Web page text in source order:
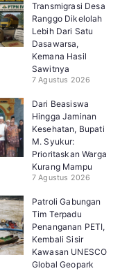
Transmigrasi Desa
Ranggo Dikelolah
Lebih Dari Satu
Dasawarsa,
Kemana Hasil
Sawitnya
7 Agustus 2026
Dari Beasiswa
Hingga Jaminan
Kesehatan, Bupati
M. Syukur:
Prioritaskan Warga
Kurang Mampu
7 Agustus 2026
Patroli Gabungan
Tim Terpadu
Penanganan PETI,
Kembali Sisir
Kawasan UNESCO
Global Geopark